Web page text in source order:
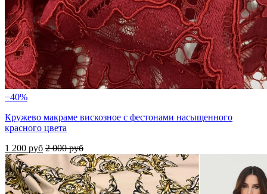
−40%
Кружево макраме вискозное с фестонами насыщенного
красного цвета
1 200 руб 2 000 руб